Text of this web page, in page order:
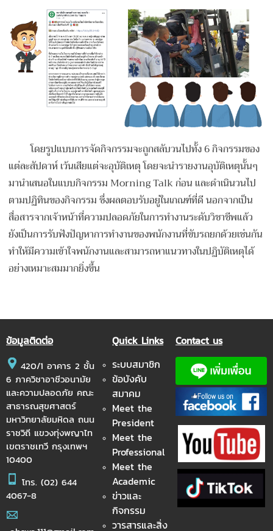
โดยรูปแบบการจัดกิจกรรมจะถูกสลับวนไปทั้ง 6 กิจกรรมของ
แต่ละสัปดาห์ เว้นเสียแต่จะอุบัติเหตุ โดยจะนำรายงานอุบัติเหตุนั้นๆ
มานำเสนอในแบบกิจกรรม Morning Talk ก่อน และดำเนินวนไป
ตามปฏิทินของกิจกรรม ซึ่งผลตอบรับอยู่ในเกณฑ์ที่ดี นอกจากเป็น
สื่อสารจากเจ้าหน้าที่ความปลอดภัยในการทำงานระดับวิชาชีพแล้ว
ยังเป็นการรับฟังปัญหาการทำงานของพนักงานที่ขับรถยกด้วยเช่นกัน
ทำให้มีความเข้าใจพนักงานและสามารถหาแนวทางในปฏิบัติเหตุได้
อย่างเหมาะสมมากยิ่งขึ้น
ข้อมูลติดต่อ
420/1 อาคาร 2 ชั้น
6 ภาควิชาอาชีวอนามัย
และความปลอดภัย คณะ
สาธารณสุขศาสตร์
มหาวิทยาลัยมหิดล ถนน
ราชวิถี แขวงทุ่งพญาไท
เขตราชเทวี กรุงเทพฯ
10400
โทร. (02) 644
4067-8
Quick Links
ระบบสมาชิก
ข้อบังคับ
สมาคม
Meet the
President
Meet the
Professional
Meet the
Academic
ข่าวและ
กิจกรรม
วารสารและสิ่ง
Contact us